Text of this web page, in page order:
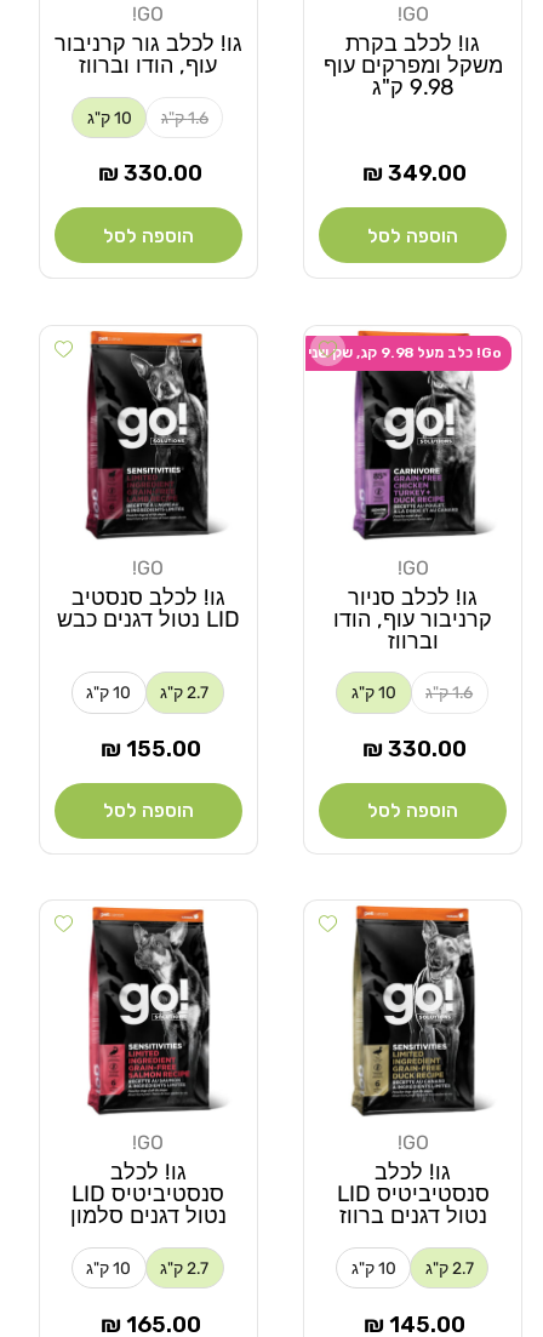
GO!
גו! לכלב בקרת
משקל ומפרקים עוף
9.98 ק"ג
מחיר
349.00 ₪
הוספה לסל
GO!
גו! לכלב גור קרניבור
עוף, הודו וברווז
1.6 ק"ג 10 ק"ג
מחיר
330.00 ₪
הוספה לסל
Add wishlist
Go! כלב מעל 9.98 קג, שק שני ב-20% הנחה
GO!
גו! לכלב סניור
קרניבור עוף, הודו
וברווז
1.6 ק"ג 10 ק"ג
מחיר
330.00 ₪
הוספה לסל
wishlist
GO!
גו! לכלב סנסטיב
LID נטול דגנים כבש
2.7 ק"ג 10 ק"ג
מחיר
155.00 ₪
הוספה לסל
Add wishlist
GO!
גו! לכלב
סנסטיביטיס LID
נטול דגנים ברווז
2.7 ק"ג 10 ק"ג
מחיר
145.00 ₪
wishlist
GO!
גו! לכלב
סנסטיביטיס LID
נטול דגנים סלמון
2.7 ק"ג 10 ק"ג
מחיר
165.00 ₪